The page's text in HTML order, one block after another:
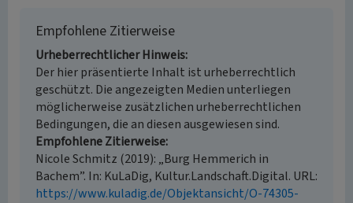
Empfohlene Zitierweise
Urheberrechtlicher Hinweis
Der hier präsentierte Inhalt ist urheberrechtlich
geschützt. Die angezeigten Medien unterliegen
möglicherweise zusätzlichen urheberrechtlichen
Bedingungen, die an diesen ausgewiesen sind.
Empfohlene Zitierweise
Nicole Schmitz (2019): „Burg Hemmerich in
Bachem”. In: KuLaDig, Kultur.Landschaft.Digital. URL:
https://www.kuladig.de/Objektansicht/O-74305-